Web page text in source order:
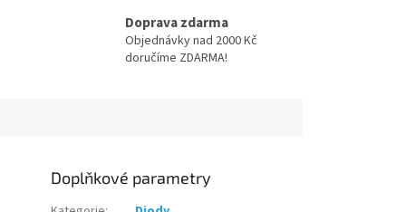
Doprava zdarma
Objednávky nad 2000 Kč
doručíme ZDARMA!
Doplňkové parametry